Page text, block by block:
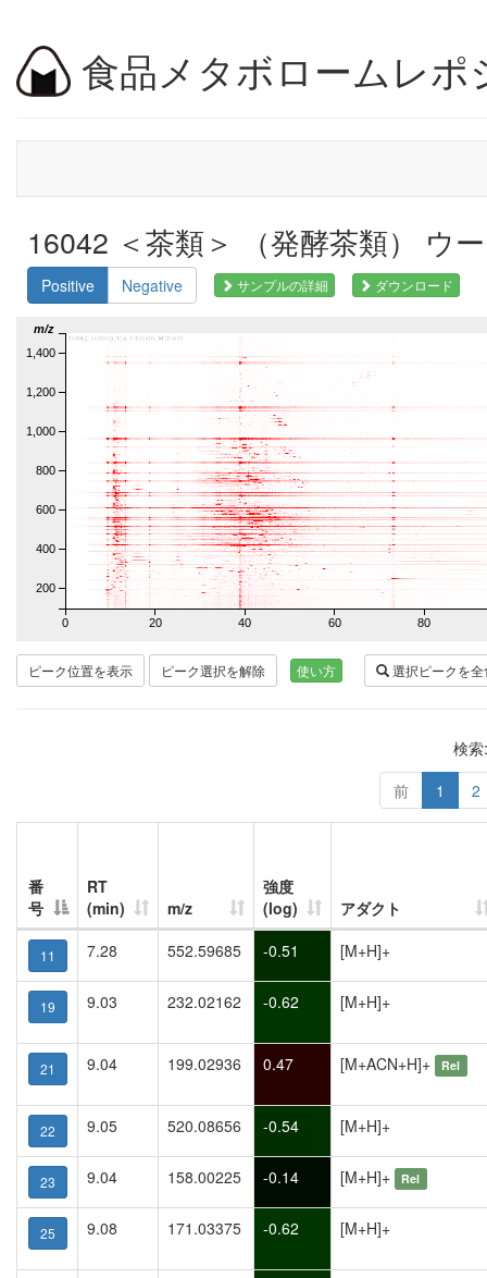
食品メタボロームレポ
16042 ＜茶類＞ （発酵茶類） ウ
Positive Negative サンプルの詳細 ダウンロード
0 20 40 60 80
200
400
600
800
1,000
1,200
1,400
m/z
ピーク位置を表示 ピーク選択を解除 使い方 選択ピークを
検索:
前
1 2
番
号
RT
(min)
m/z
強度
(log)
アダクト
11 7.28 552.59685 -0.51 [M+H]+
19 9.03 232.02162 -0.62 [M+H]+
21 9.04 199.02936 0.47 [M+ACN+H]+ Rel
22 9.05 520.08656 -0.54 [M+H]+
23 9.04 158.00225 -0.14 [M+H]+ Rel
25 9.08 171.03375 -0.62 [M+H]+